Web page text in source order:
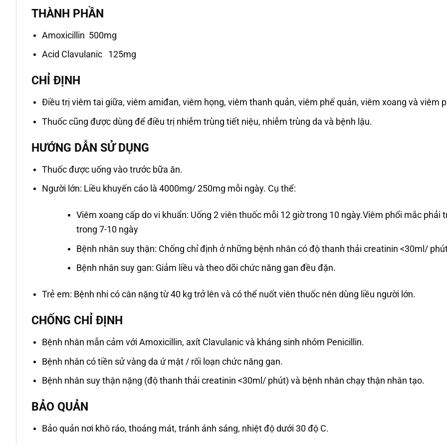
THÀNH PHẦN
Amoxicillin 500mg
Acid Clavulanic 125mg
CHỈ ĐỊNH
Điều trị viêm tai giữa, viêm amiđan, viêm họng, viêm thanh quản, viêm phế quản, viêm xoang và viêm
Thuốc cũng được dùng để điều trị nhiễm trùng tiết niệu, nhiễm trùng da và bệnh lậu.
HƯỚNG DẪN SỬ DỤNG
Thuốc được uống vào trước bữa ăn.
Người lớn: Liều khuyến cáo là 4000mg/ 250mg mỗi ngày. Cụ thể:
Viêm xoang cấp do vi khuẩn: Uống 2 viên thuốc mỗi 12 giờ trong 10 ngày.Viêm phổi mắc phải
trong 7-10 ngày
Bệnh nhân suy thận: Chống chỉ định ở những bệnh nhân có độ thanh thải creatinin <30ml/
Bệnh nhân suy gan: Giảm liều và theo dõi chức năng gan đều đặn.
Trẻ em: Bệnh nhi có cân nặng từ 40 kg trở lên và có thể nuốt viên thuốc nên dùng liều người lớn.
CHỐNG CHỈ ĐỊNH
Bệnh nhân mẫn cảm với Amoxicillin, axít Clavulanic và kháng sinh nhóm Penicillin.
Bệnh nhân có tiền sử vàng da ứ mật / rối loạn chức năng gan.
Bệnh nhân suy thận nặng (độ thanh thải creatinin <30ml/ phút) và bệnh nhân chạy thận nhân tạo.
BẢO QUẢN
Bảo quản nơi khô ráo, thoáng mát, tránh ánh sáng, nhiệt độ dưới 30 độ C.